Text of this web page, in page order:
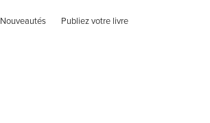
Nouveautés Publiez votre livre